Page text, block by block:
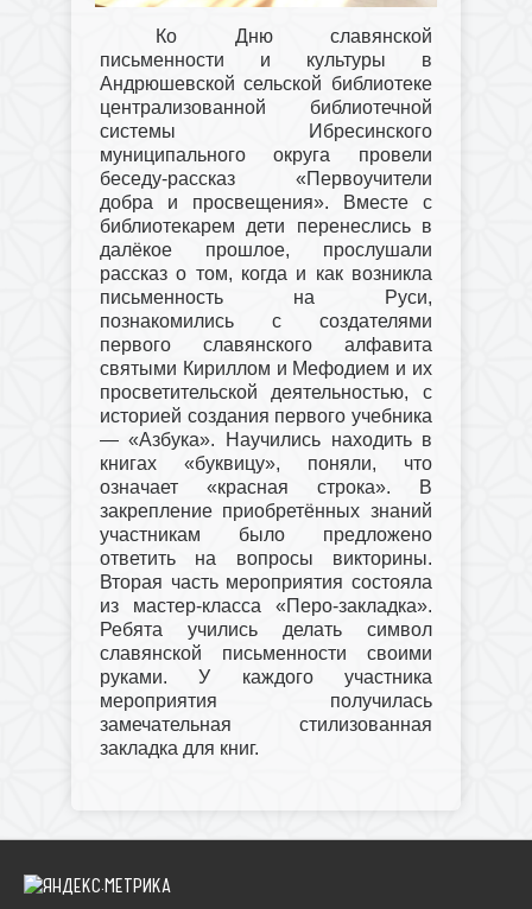
Ко Дню славянской
письменности и культуры в
Андрюшевской сельской библиотеке
централизованной библиотечной
системы Ибресинского
муниципального округа провели
беседу-рассказ «Первоучители
добра и просвещения». Вместе с
библиотекарем дети перенеслись в
далёкое прошлое, прослушали
рассказ о том, когда и как возникла
письменность на Руси,
познакомились с создателями
первого славянского алфавита
святыми Кириллом и Мефодием и их
просветительской деятельностью, с
историей создания первого учебника
— «Азбука». Научились находить в
книгах «буквицу», поняли, что
означает «красная строка». В
закрепление приобретённых знаний
участникам было предложено
ответить на вопросы викторины.
Вторая часть мероприятия состояла
из мастер-класса «Перо-закладка».
Ребята учились делать символ
славянской письменности своими
руками. У каждого участника
мероприятия получилась
замечательная стилизованная
закладка для книг.